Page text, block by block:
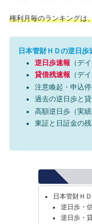
権利月毎のランキングは
日本管財ＨＤの逆日歩
逆日歩速報 （デ
貸借残速報 （デ
注意喚起・申込
過去の逆日歩と
高額逆日歩（実績
東証と日証金の
日本管財Ｈ
逆日歩・
逆日歩・